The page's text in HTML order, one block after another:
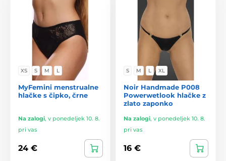
XS S M L
MyFemini menstrualne
hlačke s čipko, črne
Na zalogi, v ponedeljek 10. 8.
pri vas
24 €
S M L XL
Noir Handmade P008
Powerwetlook hlačke z
zlato zaponko
Na zalogi, v ponedeljek 10. 8.
pri vas
16 €